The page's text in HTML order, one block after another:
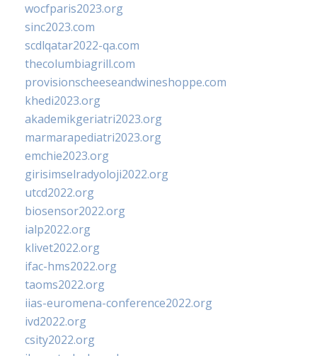
wocfparis2023.org
sinc2023.com
scdlqatar2022-qa.com
thecolumbiagrill.com
provisionscheeseandwineshoppe.com
khedi2023.org
akademikgeriatri2023.org
marmarapediatri2023.org
emchie2023.org
girisimselradyoloji2022.org
utcd2022.org
biosensor2022.org
ialp2022.org
klivet2022.org
ifac-hms2022.org
taoms2022.org
iias-euromena-conference2022.org
ivd2022.org
csity2022.org